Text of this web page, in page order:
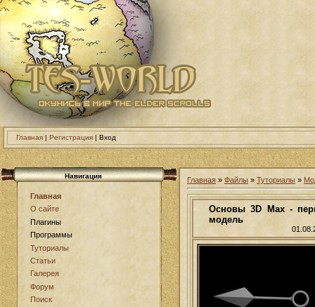
Главная | Регистрация | Вход
Навигация
Главная
О сайте
Плагины
Программы
Туториалы
Статьи
Галерея
Форум
Поиск
Главная » Файлы » Туториалы »
Основы 3D Max -
модель